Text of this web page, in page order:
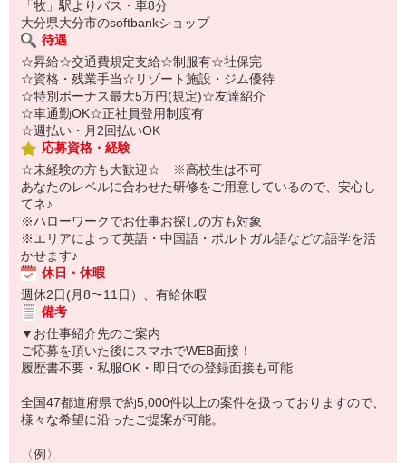
「牧」駅よりバス・車8分
大分県大分市のsoftbankショップ
待遇
☆昇給☆交通費規定支給☆制服有☆社保完
☆資格・残業手当☆リゾート施設・ジム優待
☆特別ボーナス最大5万円(規定)☆友達紹介
☆車通勤OK☆正社員登用制度有
☆週払い・月2回払いOK
応募資格・経験
☆未経験の方も大歓迎☆ ※高校生は不可
あなたのレベルに合わせた研修をご用意しているので、安心し
てネ♪
※ハローワークでお仕事お探しの方も対象
※エリアによって英語・中国語・ポルトガル語などの語学を活
かせます♪
休日・休暇
週休2日(月8〜11日）、有給休暇
備考
▼お仕事紹介先のご案内
ご応募を頂いた後にスマホでWEB面接！
履歴書不要・私服OK・即日での登録面接も可能
全国47都道府県で約5,000件以上の案件を扱っておりますので、
様々な希望に沿ったご提案が可能。
〈例〉